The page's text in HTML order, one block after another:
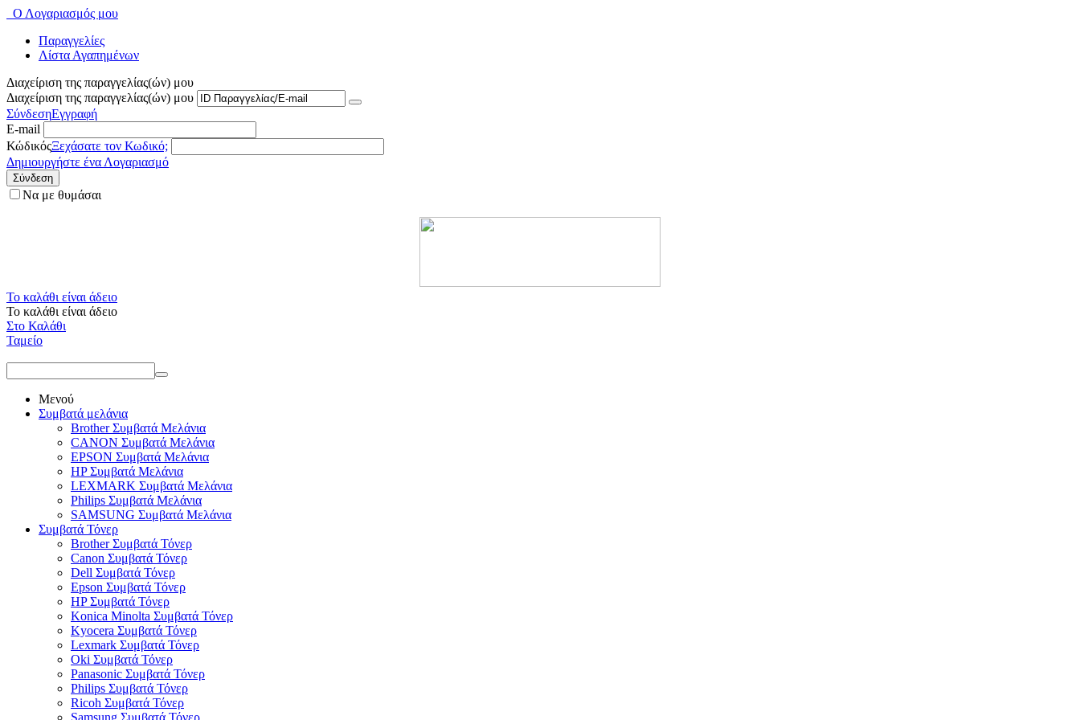
Ο Λογαριασμός μου
Παραγγελίες
Λίστα Αγαπημένων
Διαχείριση της παραγγελίας(ών) μου
Διαχείριση της παραγγελίας(ών) μου
ΣύνδεσηΕγγραφή
E-mail
ΚώδικόςΞεχάσατε τον Κωδικό;
Δημιουργήστε ένα Λογαριασμό
Σύνδεση
Να με θυμάσαι
Το καλάθι είναι άδειο
Το καλάθι είναι άδειο
Στο Καλάθι
Ταμείο
Μενού
Συμβατά μελάνια
Brother Συμβατά Μελάνια
CANON Συμβατά Μελάνια
EPSON Συμβατά Μελάνια
HP Συμβατά Μελάνια
LEXMARK Συμβατά Μελάνια
Philips Συμβατά Μελάνια
SAMSUNG Συμβατά Μελάνια
Συμβατά Τόνερ
Brother Συμβατά Τόνερ
Canon Συμβατά Τόνερ
Dell Συμβατά Τόνερ
Epson Συμβατά Τόνερ
HP Συμβατά Τόνερ
Konica Minolta Συμβατά Τόνερ
Kyocera Συμβατά Τόνερ
Lexmark Συμβατά Τόνερ
Oki Συμβατά Τόνερ
Panasonic Συμβατά Τόνερ
Philips Συμβατά Τόνερ
Ricoh Συμβατά Τόνερ
Samsung Συμβατά Τόνερ